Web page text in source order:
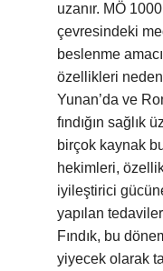
uzanır. MÖ
çevresindeki
beslenme
özellikleri
Yunan’da ve
fındığın sağlık
birçok kaynak
hekimleri,
iyileştirici
yapılan
Fındık, bu
yiyecek olarak